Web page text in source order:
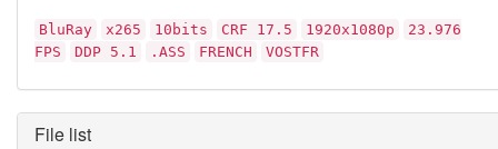
BluRay x265 10bits CRF 17.5 1920x1080p
23.976
FPS
DDP 5.1 .ASS FRENCH VOSTFR
File list